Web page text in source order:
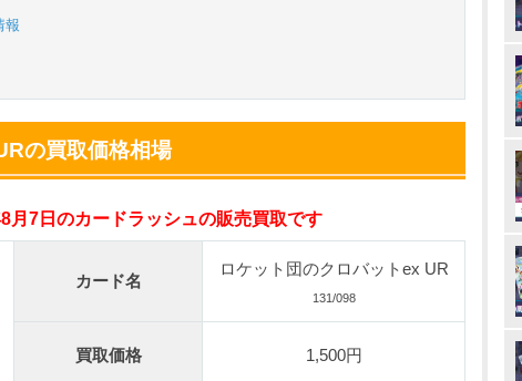
が50円
TVCM記念！激熱イベント開催中
ント開催中！
TORAオリパ公式はこちら ＞
報
の買取価格相場
月7日のカードラッシュの販売買取です
カード名
ロケット団のクロバットex UR
131/098
買取価格 1,500円